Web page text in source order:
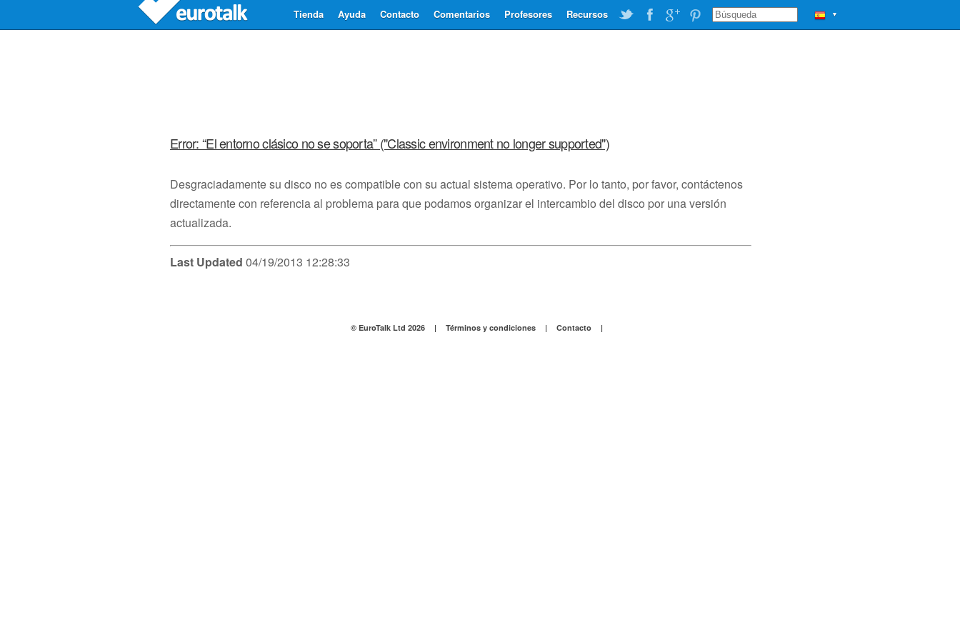
▼
Recursos
Profesores
Comentarios
Contacto
Ayuda
Tienda
Error: “El entorno clásico no se soporta” ("Classic environment no longer supported")
Desgraciadamente su disco no es compatible con su actual sistema operativo. Por lo tanto, por favor, contáctenos
directamente con referencia al problema para que podamos organizar el intercambio del disco por una versión
actualizada.
Last Updated 04/19/2013 12:28:33
© EuroTalk Ltd 2026 | Términos y condiciones | Contacto |